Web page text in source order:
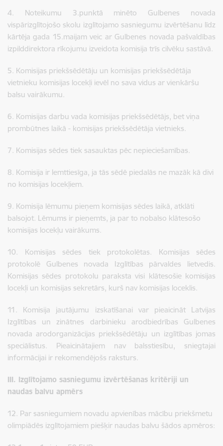
4. Noteikumu 3.punktā minēto Gulbenes novada
vispārizglītojošo skolu izglītojamo sasniegumu izvērtēšanu līdz
kārtēja gada 15.maijam veic ar Gulbenes novada pašvaldības
izpilddirektora rīkojumu izveidota komisija trīs cilvēku sastāvā.
5. Komisijas priekšsēdētāju un komisijas priekšsēdētāja
vietnieku komisijas locekļi ievēl no sava vidus ar vienkāršu
balsu vairākumu.
6. Komisijas darbu vada komisijas priekšsēdētājs, bet viņa
prombūtnes laikā - komisijas priekšsēdētāja vietnieks.
7. Komisijas sēdes tiek sasauktas pēc nepieciešamības.
8. Komisija ir lemttiesīga, ja tās sēdē piedalās ne mazāk kā divi
no komisijas locekļiem.
9. Komisija lēmumu pieņem komisijas sēdes laikā, atklāti
balsojot. Lēmums ir pieņemts, ja par to nobalso klātesošo
komisijas locekļu vairākums.
10. Komisijas sēdes tiek protokolētas. Komisijas sēdes
protokolē Gulbenes novada Izglītības pārvaldes lietvedis.
Komisijas sēdes protokolu paraksta visi klātesošie komisijas
locekļi un komisijas sekretārs, kurš nav komisijas loceklis.
11. Komisija jautājumu izskatīšanai var pieaicināt Latvijas
Izglītības un zinātnes darbinieku arodbiedrības Gulbenes
novada arodorganizācijas priekšsēdētāju un izglītības jomas
speciālistus. Pieaicinātajiem nav balsstiesību, sniegtajai
informācijai ir rekomendējošs raksturs.
III. Izglītojamo sasniegumu izvērtēšanas kritēriji un
naudas balvu apmērs
12. Par sasniegumiem novadu apvienības mācību priekšmetu
olimpiādēs izglītojamiem piešķir naudas balvu šādos apmēros: